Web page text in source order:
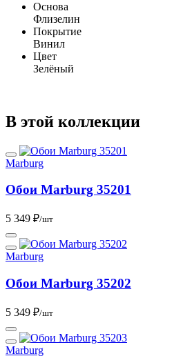
Основа
Флизелин
Покрытие
Винил
Цвет
Зелёный
В этой коллекции
Marburg
Обои Marburg 35201
5 349 ₽/шт
Marburg
Обои Marburg 35202
5 349 ₽/шт
Marburg